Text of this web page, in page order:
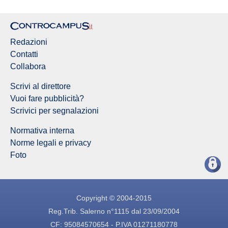
Redazioni
Contatti
Collabora
Scrivi al direttore
Vuoi fare pubblicità?
Scrivici per segnalazioni
Normativa interna
Norme legali e privacy
Foto
Copyright © 2004-2015
Reg.Trib. Salerno n°1115 dal 23/09/2004
CF: 95084570654 - P.IVA 01271180778